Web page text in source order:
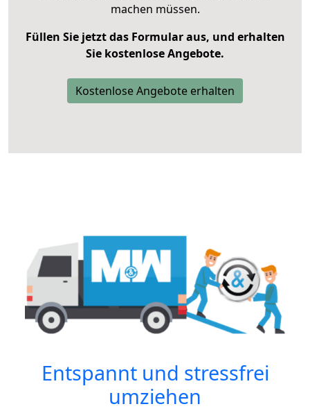
machen müssen.
Füllen Sie jetzt das Formular aus, und erhalten
Sie kostenlose Angebote.
Kostenlose Angebote erhalten
Entspannt und stressfrei
umziehen